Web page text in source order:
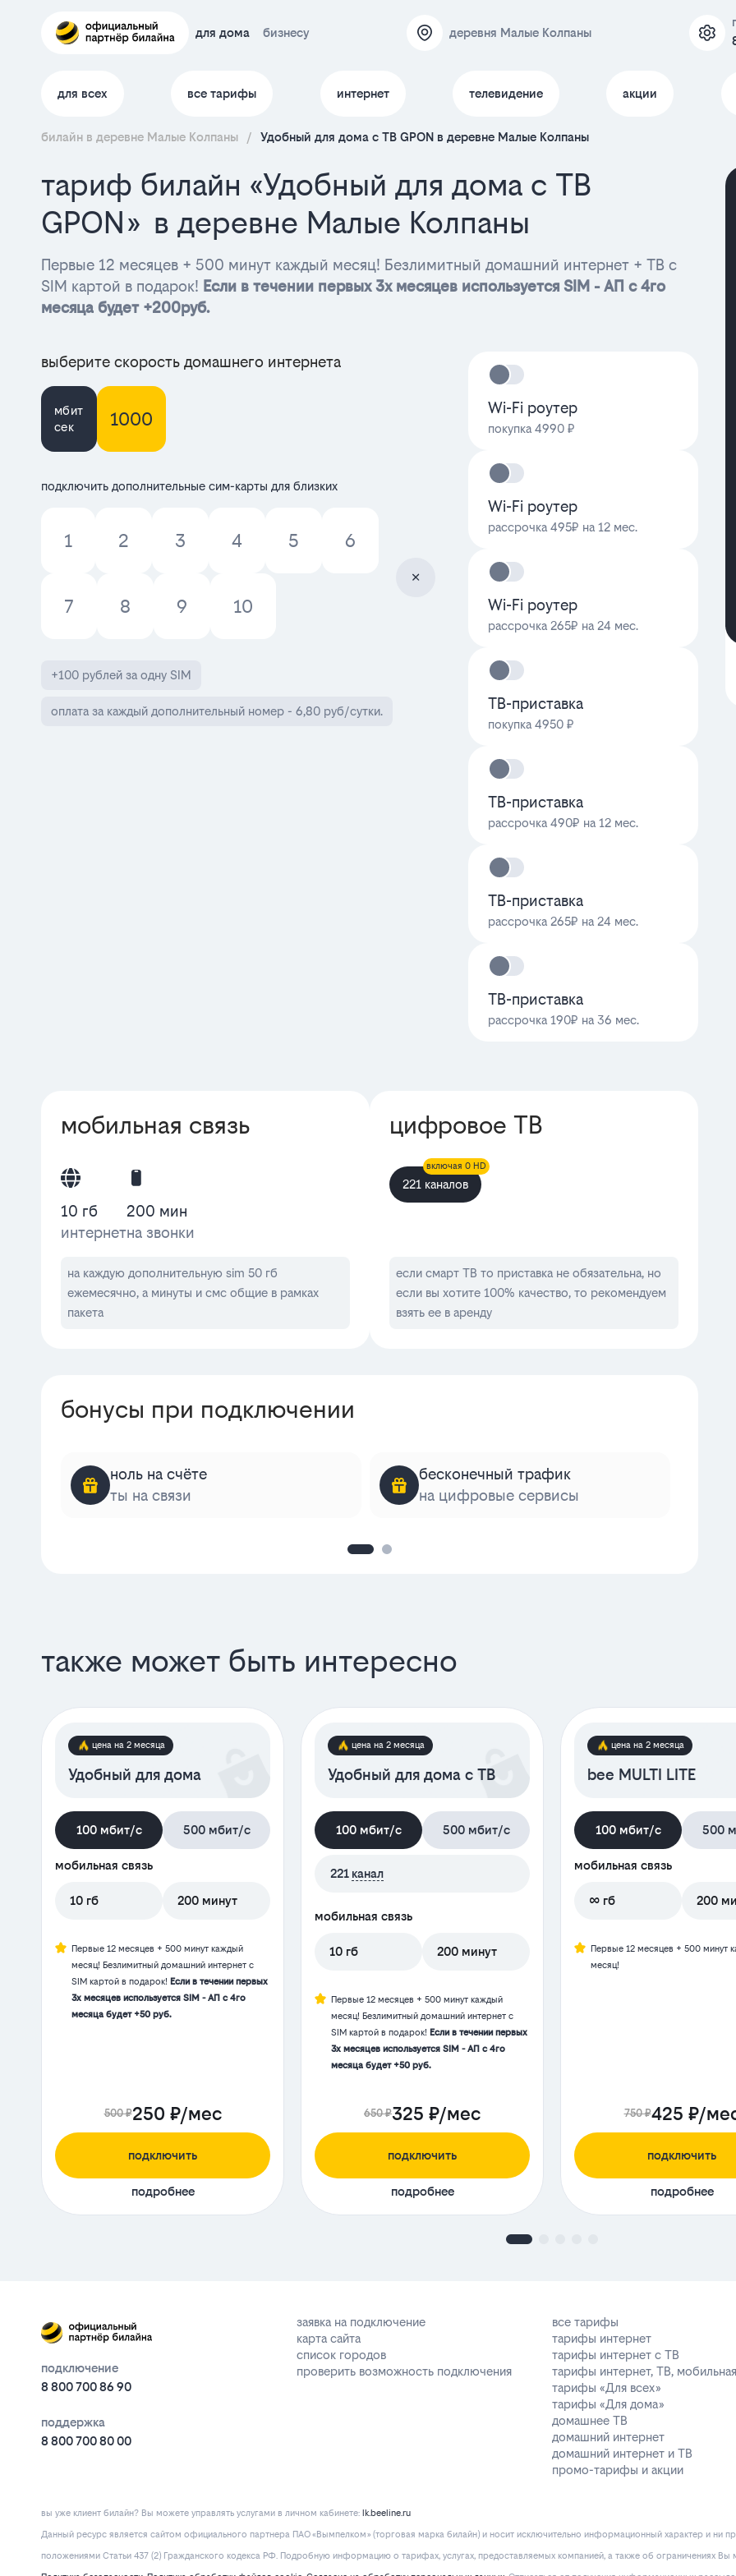
для дома бизнесу деревня Малые Колпаны
для всех все тарифы интернет телевидение акции
билайн в деревне Малые Колпаны / Удобный для дома с ТВ GPON в деревне Малые Колпаны
тариф билайн «Удобный для дома с ТВ
GPON» в деревне Малые Колпаны
Первые 12 месяцев + 500 минут каждый месяц! Безлимитный домашний интернет + ТВ с
SIM картой в подарок! Если в течении первых 3х месяцев используется SIM - АП с 4го
месяца будет +200руб.
выберите скорость домашнего интернета
мбит
сек
1000
подключить дополнительные сим-карты для близких
1 2 3 4 5 6
7 8 9 10
+100 рублей за одну SIM
оплата за каждый дополнительный номер - 6,80 руб/сутки.
Wi-Fi роутер
покупка 4990 ₽
Wi-Fi роутер
рассрочка 495₽ на 12 мес.
Wi-Fi роутер
рассрочка 265₽ на 24 мес.
ТВ-приставка
покупка 4950 ₽
ТВ-приставка
рассрочка 490₽ на 12 мес.
ТВ-приставка
рассрочка 265₽ на 24 мес.
ТВ-приставка
рассрочка 190₽ на 36 мес.
мобильная связь
10 гб
интернет
200 мин
на звонки
на каждую дополнительную sim 50 гб
ежемесячно, а минуты и смс общие в рамках
пакета
цифровое ТВ
221 каналов
включая 0 HD
если смарт ТВ то приставка не обязательна, но
если вы хотите 100% качество, то рекомендуем
взять ее в аренду
бонусы при подключении
ноль на счёте
ты на связи
бесконечный трафик
на цифровые сервисы
также может быть интересно
цена на 2 месяца
Удобный для дома
100 мбит/с 500 мбит/с
мобильная связь
10 гб 200 минут
Первые 12 месяцев + 500 минут каждый
месяц! Безлимитный домашний интернет с
SIM картой в подарок! Если в течении первых
3х месяцев используется SIM - АП с 4го
месяца будет +50 руб.
500 ₽250 ₽/мес
подключить
подробнее
цена на 2 месяца
Удобный для дома с ТВ
100 мбит/с 500 мбит/с
221 канал
мобильная связь
10 гб 200 минут
Первые 12 месяцев + 500 минут каждый
месяц! Безлимитный домашний интернет с
SIM картой в подарок! Если в течении первых
3х месяцев используется SIM - АП с 4го
месяца будет +50 руб.
650 ₽325 ₽/мес
подключить
подробнее
цена на 2 месяца
bee MULTI LITE
100 мбит/с 500
мобильная связь
∞ гб 200
Первые 12 месяцев + 500 минут
месяц!
750 ₽425 ₽/
подключить
подробнее
подключение
8 800 700 86 90
поддержка
8 800 700 80 00
заявка на подключение
карта сайта
список городов
проверить возможность подключения
все тарифы
тарифы интернет
тарифы интернет с ТВ
тарифы интернет, ТВ,
тарифы «Для всех»
тарифы «Для дома»
домашнее ТВ
домашний интернет
домашний интернет и ТВ
промо-тарифы и акции
вы уже клиент билайн? Вы можете управлять услугами в личнoм кaбинeтe:
lk.beeline.ru
Данный ресурс является сайтом официального партнера ПАО «Вымпелком» (торговая марка билайн) и носит исключительно информационный характер и ни
положениями Статьи 437 (2) Гражданского кодекса РФ. Подробную информацию о тарифах, услугах, предоставляемых компанией, а также об ограничениях Вы